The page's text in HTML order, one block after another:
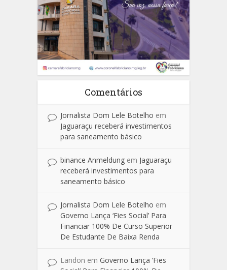
Comentários
Jornalista Dom Lele Botelho em
Jaguaraçu receberá investimentos
para saneamento básico
binance Anmeldung em Jaguaraçu
receberá investimentos para
saneamento básico
Jornalista Dom Lele Botelho em
Governo Lança ‘Fies Social’ Para
Financiar 100% De Curso Superior
De Estudante De Baixa Renda
Landon em Governo Lança ‘Fies